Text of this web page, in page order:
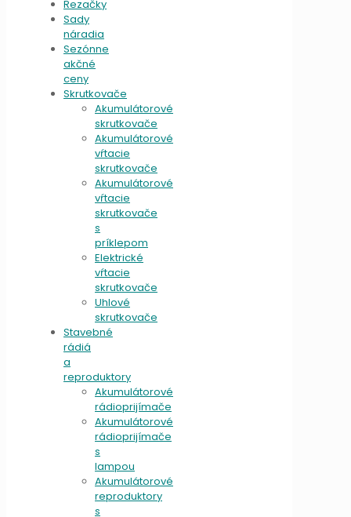
Rezačky
Sady
náradia
Sezónne
akčné
ceny
Skrutkovače
Akumulátorové
skrutkovače
Akumulátorové
vŕtacie
skrutkovače
Akumulátorové
vŕtacie
skrutkovače
s
príklepom
Elektrické
vŕtacie
skrutkovače
Uhlové
skrutkovače
Stavebné
rádiá
a
reproduktory
Akumulátorové
rádioprijímače
Akumulátorové
rádioprijímače
s
lampou
Akumulátorové
reproduktory
s